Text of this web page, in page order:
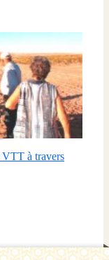
VTT à travers